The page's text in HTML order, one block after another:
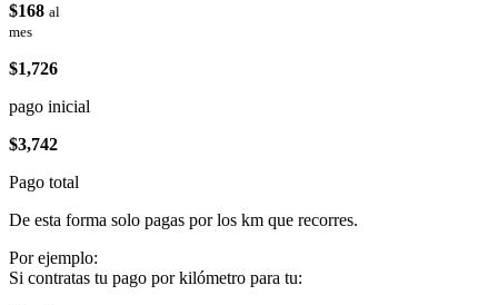
$168 al
mes
$1,726
pago inicial
$3,742
Pago total
De esta forma solo pagas por los km que recorres.
Por ejemplo:
Si contratas tu pago por kilómetro para tu: